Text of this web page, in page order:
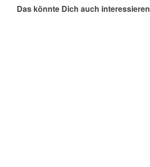
Das könnte Dich auch interessieren